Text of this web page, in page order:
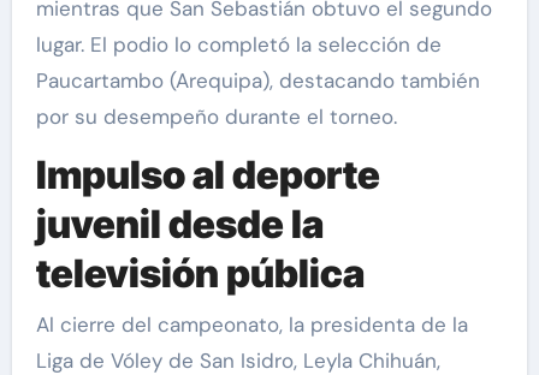
mientras que San Sebastián obtuvo el segundo
lugar. El podio lo completó la selección de
Paucartambo (Arequipa), destacando también
por su desempeño durante el torneo.
Impulso al deporte
juvenil desde la
televisión pública
Al cierre del campeonato, la presidenta de la
Liga de Vóley de San Isidro, Leyla Chihuán,